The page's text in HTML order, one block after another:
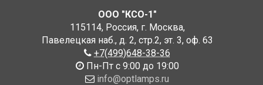
ООО "КСО-1"
115114, Россия, г. Москва,
Павелецкая наб., д. 2, стр.2, эт. 3, оф. 63
+7(499)648-38-36
Пн-Пт с 9:00 до 19:00
info@optlamps.ru